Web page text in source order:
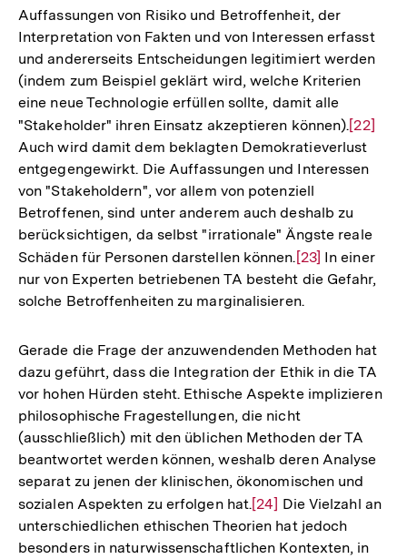
der
Fußnote
Auffassungen von Risiko und Betroffenheit, der
Interpretation von Fakten und von Interessen erfasst
und andererseits Entscheidungen legitimiert werden
(indem zum Beispiel geklärt wird, welche Kriterien
eine neue Technologie erfüllen sollte, damit alle
"Stakeholder" ihren Einsatz akzeptieren können).Zur
der
[22]
Auch wird damit dem beklagten Demokratieverlust
entgegengewirkt. Die Auffassungen und Interessen
von "Stakeholdern", vor allem von potenziell
Betroffenen, sind unter anderem auch deshalb zu
berücksichtigen, da selbst "irrationale" Ängste reale
Schäden für Personen darstellen können. Zur
Auflösung
der
[23] In einer
nur von Experten betriebenen TA besteht die Gefahr,
solche Betroffenheiten zu marginalisieren.
Gerade die Frage der anzuwendenden Methoden hat
dazu geführt, dass die Integration der Ethik in die TA
vor hohen Hürden steht. Ethische Aspekte implizieren
philosophische Fragestellungen, die nicht
(ausschließlich) mit den üblichen Methoden der TA
beantwortet werden können, weshalb deren Analyse
separat zu jenen der klinischen, ökonomischen und
sozialen Aspekten zu erfolgen hat.Zur
Auflösung
der
[24] Die Vielzahl an
unterschiedlichen ethischen Theorien hat jedoch
besonders in naturwissenschaftlichen Kontexten, in